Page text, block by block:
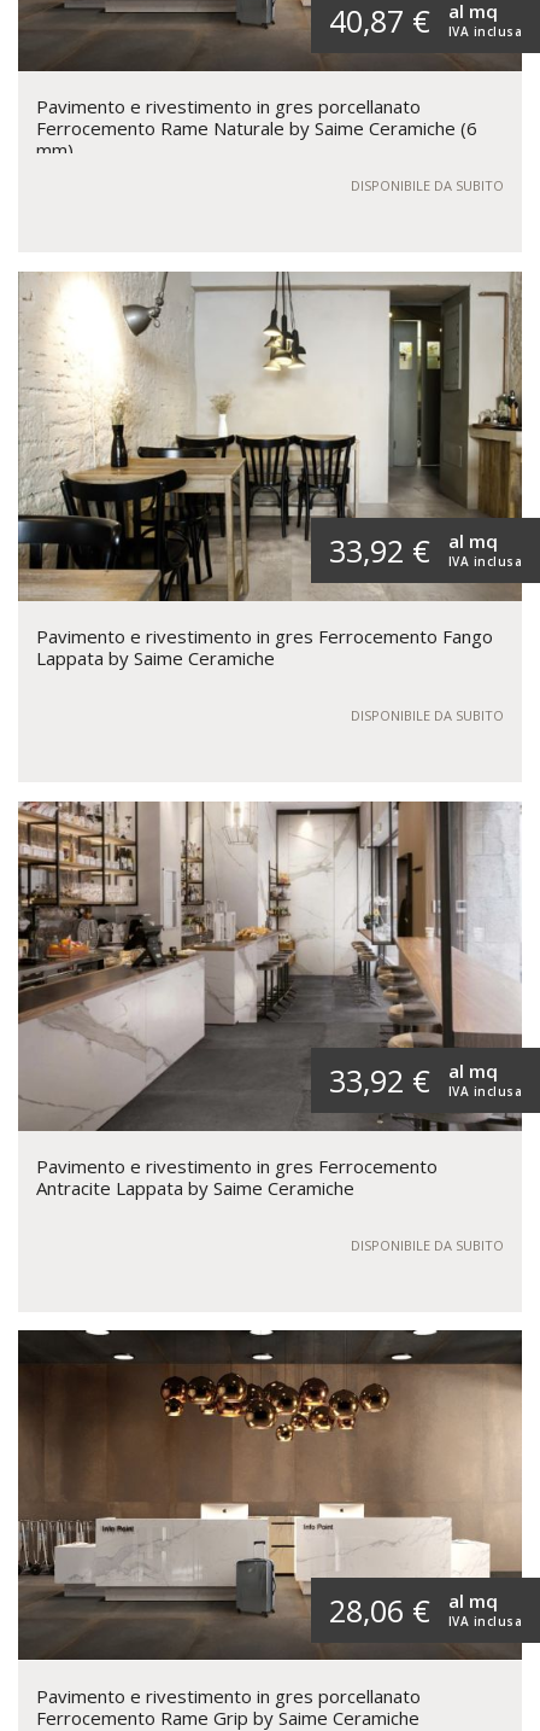
40,87 € IVA inclusa
al mq
Pavimento e rivestimento in gres porcellanato
Ferrocemento Rame Naturale by Saime Ceramiche (6
mm)
DISPONIBILE DA SUBITO
33,92 € IVA inclusa
al mq
Pavimento e rivestimento in gres Ferrocemento Fango
Lappata by Saime Ceramiche
DISPONIBILE DA SUBITO
33,92 € IVA inclusa
al mq
Pavimento e rivestimento in gres Ferrocemento
Antracite Lappata by Saime Ceramiche
DISPONIBILE DA SUBITO
28,06 € IVA inclusa
al mq
Pavimento e rivestimento in gres porcellanato
Ferrocemento Rame Grip by Saime Ceramiche